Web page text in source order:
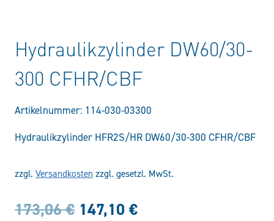
Hydraulikzylinder DW60/30-
300 CFHR/CBF
Artikelnummer: 114-030-03300
Hydraulikzylinder HFR2S/HR DW60/30-300 CFHR/CBF
zzgl. Versandkosten zzgl. gesetzl. MwSt.
173,06€ Ursprünglicher
147,10 €Aktueller